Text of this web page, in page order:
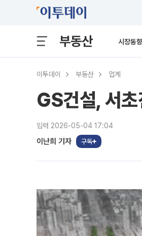
부동산 시장동향
이투데이 부동산 업계
GS건설, 서
입력 2026-05-04 17:04
이난희 기자 구독